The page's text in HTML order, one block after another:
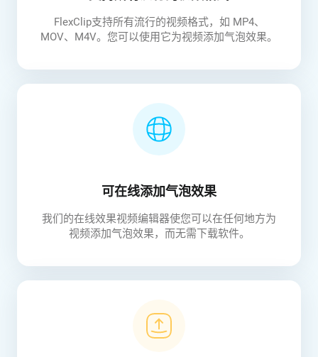
FlexClip支持所有流行的视频格式，如 MP4、
MOV、M4V。您可以使用它为视频添加气泡效果。
可在线添加气泡效果
我们的在线效果视频编辑器使您可以在任何地方为
视频添加气泡效果，而无需下载软件。